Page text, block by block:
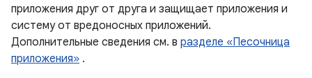
приложения друг от друга и защищает приложения и
систему от вредоносных приложений.
Дополнительные сведения см. в разделе «Песочница
приложения» .